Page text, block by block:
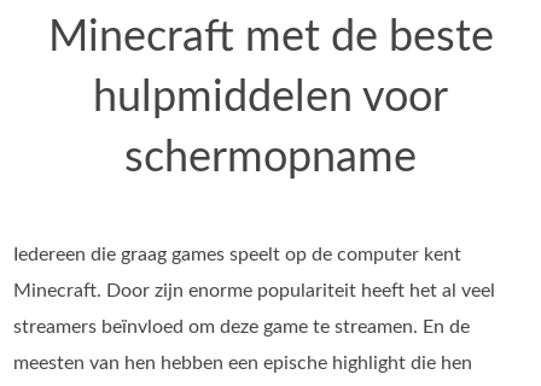
Minecraft met de beste
hulpmiddelen voor
schermopname
Iedereen die graag games speelt op de computer kent
Minecraft. Door zijn enorme populariteit heeft het al veel
streamers beïnvloed om deze game te streamen. En de
meesten van hen hebben een epische highlight die hen